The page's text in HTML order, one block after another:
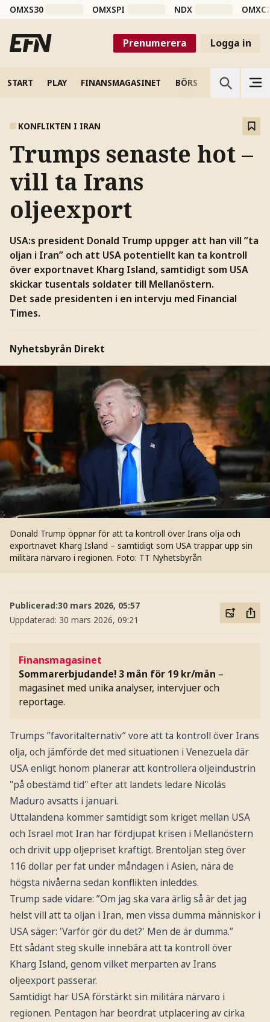
OMXS30 OMXSPI NDX
Prenumerera Logga in
START PLAY FINANSMAGASINET BÖRS VETENSKAP
KONFLIKTEN I IRAN
Trumps senaste hot –
vill ta Irans
oljeexport
USA:s president Donald Trump uppger att han vill ”ta
oljan i Iran” och att USA potentiellt kan ta kontroll
över exportnavet Kharg Island, samtidigt som USA
skickar tusentals soldater till Mellanöstern.
Det sade presidenten i en intervju med Financial
Times.
Nyhetsbyrån Direkt
Donald Trump öppnar för att ta kontroll över Irans olja och
exportnavet Kharg Island – samtidigt som USA trappar upp sin
militära närvaro i regionen. Foto: TT Nyhetsbyrån
Publicerad:30 mars 2026, 05:57
Uppdaterad: 30 mars 2026, 09:21
Finansmagasinet
Sommarerbjudande! 3 mån för 19 kr/mån –
magasinet med unika analyser, intervjuer och
reportage.
Trumps ”favoritalternativ” vore att ta kontroll över Irans
olja, och jämförde det med situationen i Venezuela där
USA enligt honom planerar att kontrollera oljeindustrin
"på obestämd tid" efter att landets ledare Nicolás
Maduro avsatts i januari.
Uttalandena kommer samtidigt som kriget mellan USA
och Israel mot Iran har fördjupat krisen i Mellanöstern
och drivit upp oljepriset kraftigt. Brentoljan steg över
116 dollar per fat under måndagen i Asien, nära de
högsta nivåerna sedan konflikten inleddes.
Trump sade vidare: ”Om jag ska vara ärlig så är det jag
helst vill att ta oljan i Iran, men vissa dumma människor i
USA säger: 'Varför gör du det?' Men de är dumma.”
Ett sådant steg skulle innebära att ta kontroll över
Kharg Island, genom vilket merparten av Irans
oljeexport passerar.
Samtidigt har USA förstärkt sin militära närvaro i
regionen. Pentagon har beordrat utplacering av cirka